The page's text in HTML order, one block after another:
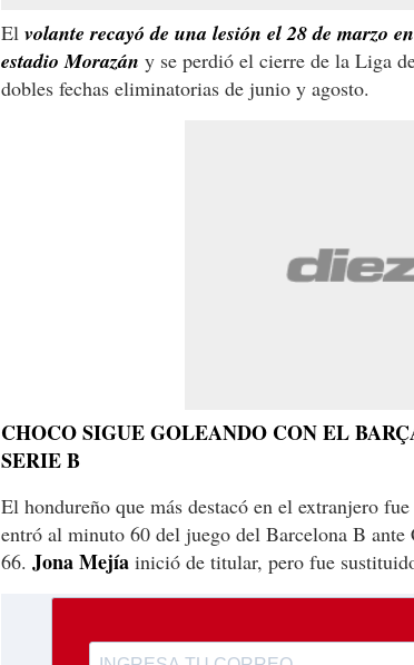
El volante recayó de una lesión el 28 de marzo
estadio Morazán y se perdió el cierre de la Liga
dobles fechas eliminatorias de junio y agosto.
CHOCO SIGUE GOLEANDO CON EL
SERIE B
El hondureño que más destacó en el extranjero
entró al minuto 60 del juego del Barcelona B
66. Jona Mejía inició de titular, pero fue